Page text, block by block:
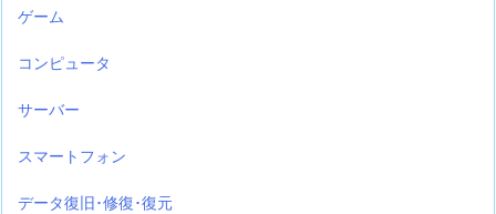
ゲーム
コンピュータ
サーバー
スマートフォン
データ復旧･修復･復元